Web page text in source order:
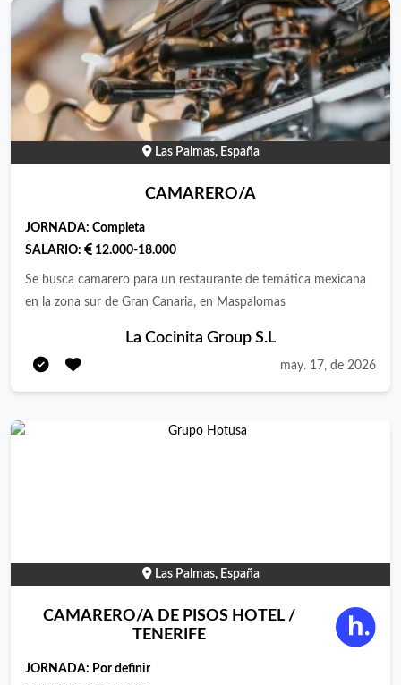
Las Palmas, España
CAMARERO/A
JORNADA: Completa
SALARIO:
12.000-18.000
Se busca camarero para un restaurante de temática mexicana
en la zona sur de Gran Canaria, en Maspalomas
La Cocinita Group S.L
may. 17, de 2026
Las Palmas, España
CAMARERO/A DE PISOS HOTEL /
TENERIFE
JORNADA: Por definir